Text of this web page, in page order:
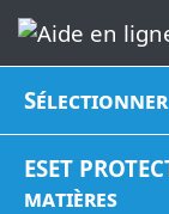
ESET
matières